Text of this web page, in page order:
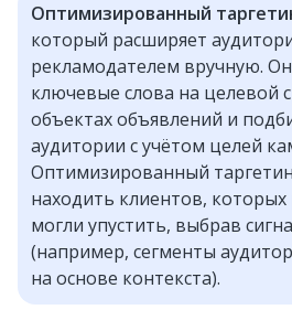
Оптимизированный
который расширяет
рекламодателем вручную.
ключевые слова на целевой
объектах объявлений и
аудитории с учётом целей
Оптимизированный
находить клиентов,
могли упустить, выбрав
(например, сегменты
на основе контекста).